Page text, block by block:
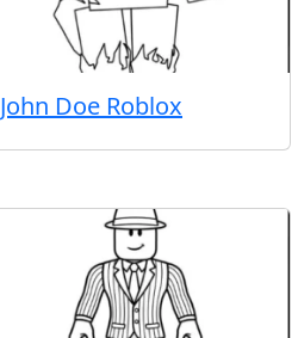
John Doe Roblox